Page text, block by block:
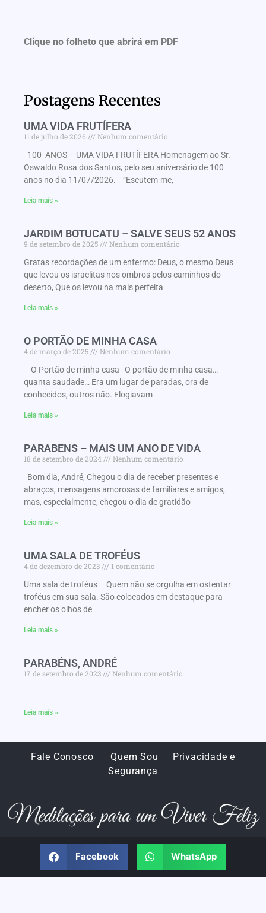
Clique no folheto que abrirá em PDF
Postagens Recentes
UMA VIDA FRUTÍFERA
11 de julho de 2026
Nenhum comentário
100 ANOS – UMA VIDA FRUTÍFERA Homenagem ao Sr.
Oswaldo Rosa dos Santos, pelo seu aniversário de 100
anos no dia 11/07/2026. “Escutem-me,
Leia mais »
JARDIM BOTUCATU – SALVE SEUS 52 ANOS
9 de setembro de 2025
Nenhum comentário
Gratas recordações de um enfermo: Deus, o mesmo Deus
que levou os israelitas nos ombros pelos caminhos do
deserto, Que os levou na mais perfeita
Leia mais »
O PORTÃO DE MINHA CASA
4 de março de 2025
Nenhum comentário
O Portão de minha casa O portão de minha casa…
quanta saudade… Era um lugar de paradas, ora de
conhecidos, outros não. Elogiavam
Leia mais »
PARABENS – MAIS UM ANO DE VIDA
18 de setembro de 2024
Nenhum comentário
Bom dia, André, Chegou o dia de receber presentes e
abraços, mensagens amorosas de familiares e amigos,
mas, especialmente, chegou o dia de gratidão
Leia mais »
UMA SALA DE TROFÉUS
4 de dezembro de 2023
1 comentário
Uma sala de troféus Quem não se orgulha em ostentar
troféus em sua sala. São colocados em destaque para
encher os olhos de
Leia mais »
PARABÉNS, ANDRÉ
17 de setembro de 2023 Nenhum comentário
Leia mais »
Fale Conosco Quem Sou
Privacidade e
Segurança
Facebook WhatsApp